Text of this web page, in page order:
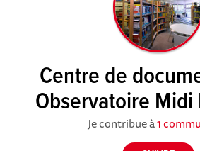
Centre de
Observatoire Midi
Je contribue à1